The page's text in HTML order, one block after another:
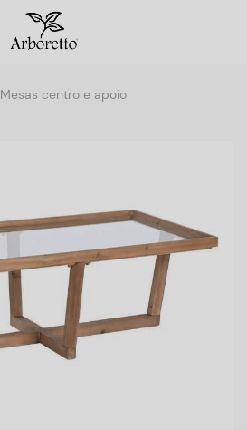
Mesas centro e apoio